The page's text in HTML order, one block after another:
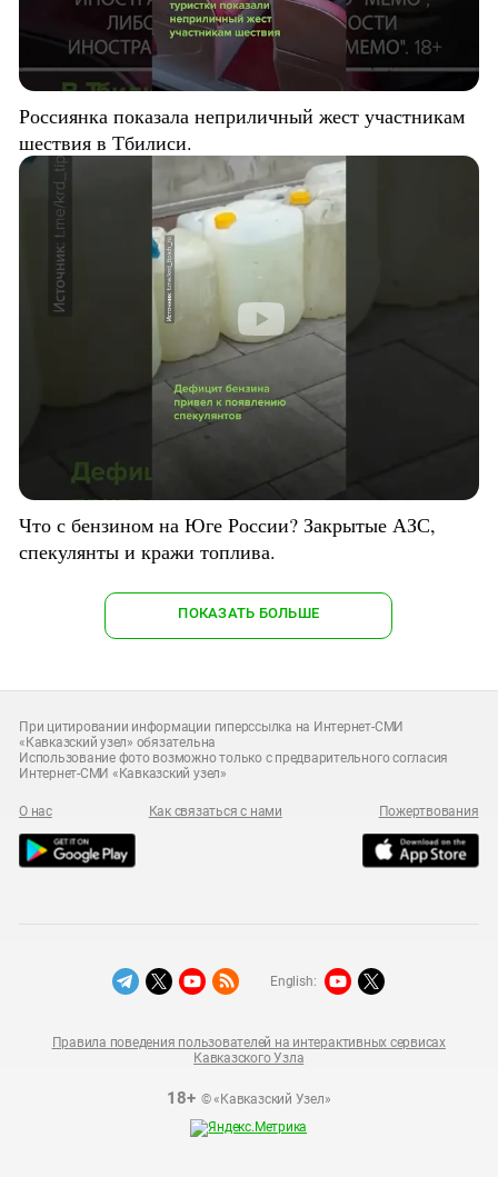
Россиянка показала неприличный жест участникам
шествия в Тбилиси.
Что с бензином на Юге России? Закрытые АЗС,
спекулянты и кражи топлива.
ПОКАЗАТЬ БОЛЬШЕ
При цитировании информации гиперссылка на Интернет-СМИ
«Кавказский узел» обязательна
Использование фото возможно только с предварительного согласия
Интернет-СМИ «Кавказский узел»
О нас Как связаться с нами Пожертвования
18+© «Кавказский Узел»
Правила поведения пользователей на интерактивных сервисах
Кавказского Узла
English: